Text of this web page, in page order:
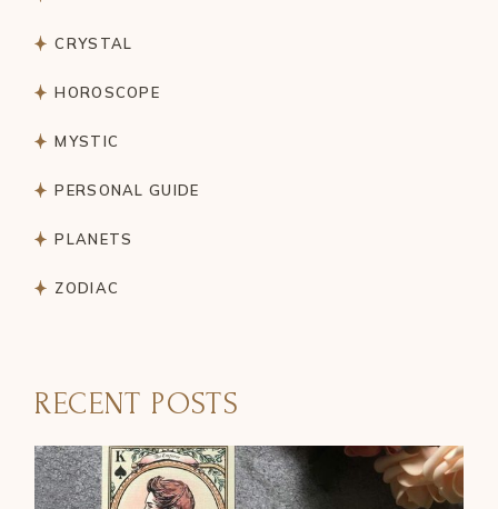
CRYSTAL
HOROSCOPE
MYSTIC
PERSONAL GUIDE
PLANETS
ZODIAC
RECENT POSTS